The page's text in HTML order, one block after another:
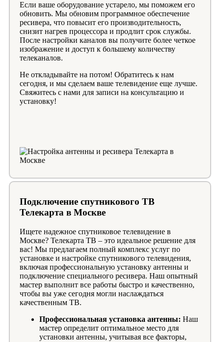
Если ваше оборудование устарело, мы поможем его
обновить. Мы обновим программное обеспечение
ресивера, что повысит его производительность,
снизит нагрев процессора и продлит срок службы.
После настройки каналов вы получите более четкое
изображение и доступ к большему количеству
телеканалов.
Не откладывайте на потом! Обратитесь к нам
сегодня, и мы сделаем ваше телевидение еще лучше.
Свяжитесь с нами для записи на консультацию и
установку!
Подключение спутникового ТВ
Телекарта в Москве
Ищете надежное спутниковое телевидение в
Москве? Телекарта ТВ – это идеальное решение для
вас! Мы предлагаем полный комплекс услуг по
установке и настройке спутникового телевидения,
включая профессиональную установку антенны и
подключение специального ресивера. Наш опытный
мастер выполнит все работы быстро и качественно,
чтобы вы уже сегодня могли наслаждаться
качественным ТВ.
Профессиональная установка антенны: Наш
мастер определит оптимальное место для
установки антенны, учитывая все факторы,